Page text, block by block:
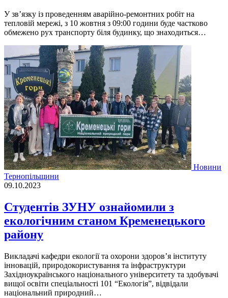
У зв’язку із проведенням аварійно-ремонтних робіт на
тепловій мережі, з 10 жовтня з 09:00 години буде частково
обмежено рух транспорту біля будинку, що знаходиться…
Новини
Тернопільщини
09.10.2023
Студентів ЗУНУ ознайомили з
екологічним станом Кременецького
району
Викладачi кафедри екологiї та охорони здоров’я iнституту
iнновацiй, природокористування та iнфраструктури
Захiдноукраїнського нацiонального унiверситету та здобувачi
вищої освiти спецiальностi 101 “Екологiя”, вiдвiдали
нацiональний природний…